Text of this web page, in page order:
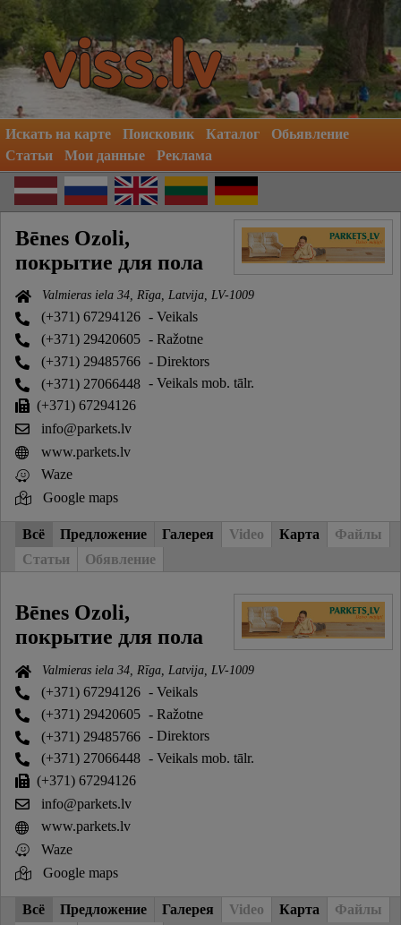
Искать на карте Поисковик Каталог
Обьявление
Статьи
Мои данные Реклама
Bēnes Ozoli,
покрытие для пола
Valmieras iela 34, Rīga, Latvija, LV-1009
(+371) 67294126 - Veikals
(+371) 29420605 - Ražotne
(+371) 29485766 - Direktors
(+371) 27066448 - Veikals mob. tālr.
(+371) 67294126
info@parkets.lv
www.parkets.lv
Waze
Google maps
Всё Предложение Галерея Video Карта
Файлы
Статьи
Обявление
Bēnes Ozoli,
покрытие для пола
Valmieras iela 34, Rīga, Latvija, LV-1009
(+371) 67294126 - Veikals
(+371) 29420605 - Ražotne
(+371) 29485766 - Direktors
(+371) 27066448 - Veikals mob. tālr.
(+371) 67294126
info@parkets.lv
www.parkets.lv
Waze
Google maps
Всё Предложение Галерея Video Карта
Файлы